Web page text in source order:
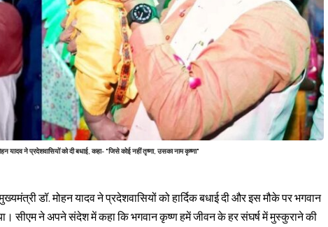
ने प्रदेशवासियों को दी बधाई, कहा- "जिसे कोई नहीं तृष्णा, उसका नाम कृष्णा"
डॉ. मोहन यादव ने प्रदेशवासियों को हार्दिक बधाई दी और इस मौके पर भगवान
सीएम ने अपने संदेश में कहा कि भगवान कृष्ण हमें जीवन के हर संघर्ष में मुस्कुराने की